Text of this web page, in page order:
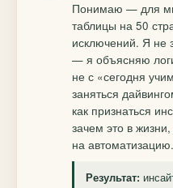
Понимаю — для
таблицы на 50
исключений. Я не
— я объясняю
не с «сегодня
заняться
как признаться
зачем это в
на автоматизацию.
Результат: